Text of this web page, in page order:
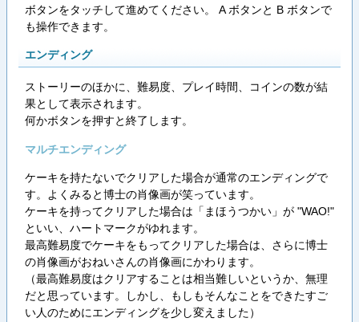
ボタンをタッチして進めてください。 A ボタンと B ボタンで
も操作できます。
エンディング
ストーリーのほかに、難易度、プレイ時間、コインの数が結
果として表示されます。
何かボタンを押すと終了します。
マルチエンディング
ケーキを持たないでクリアした場合が通常のエンディングで
す。よくみると博士の肖像画が笑っています。
ケーキを持ってクリアした場合は「まほうつかい」が "WAO!"
といい、ハートマークがゆれます。
最高難易度でケーキをもってクリアした場合は、さらに博士
の肖像画がおねいさんの肖像画にかわります。
（最高難易度はクリアすることは相当難しいというか、無理
だと思っています。しかし、もしもそんなことをできたすご
い人のためにエンディングを少し変えました）